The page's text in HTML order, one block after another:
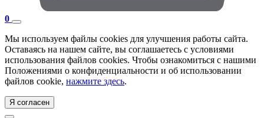
0
Мы используем файлы cookies для улучшения работы сайта.
Оставаясь на нашем сайте, вы соглашаетесь с условиями
использования файлов cookies. Чтобы ознакомиться с нашими
Положениями о конфиденциальности и об использовании
файлов cookie, нажмите здесь.
Я согласен